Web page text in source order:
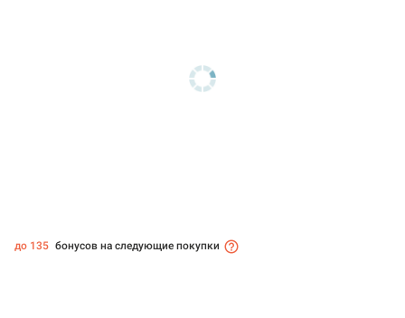
до 135 бонусов на следующие покупки